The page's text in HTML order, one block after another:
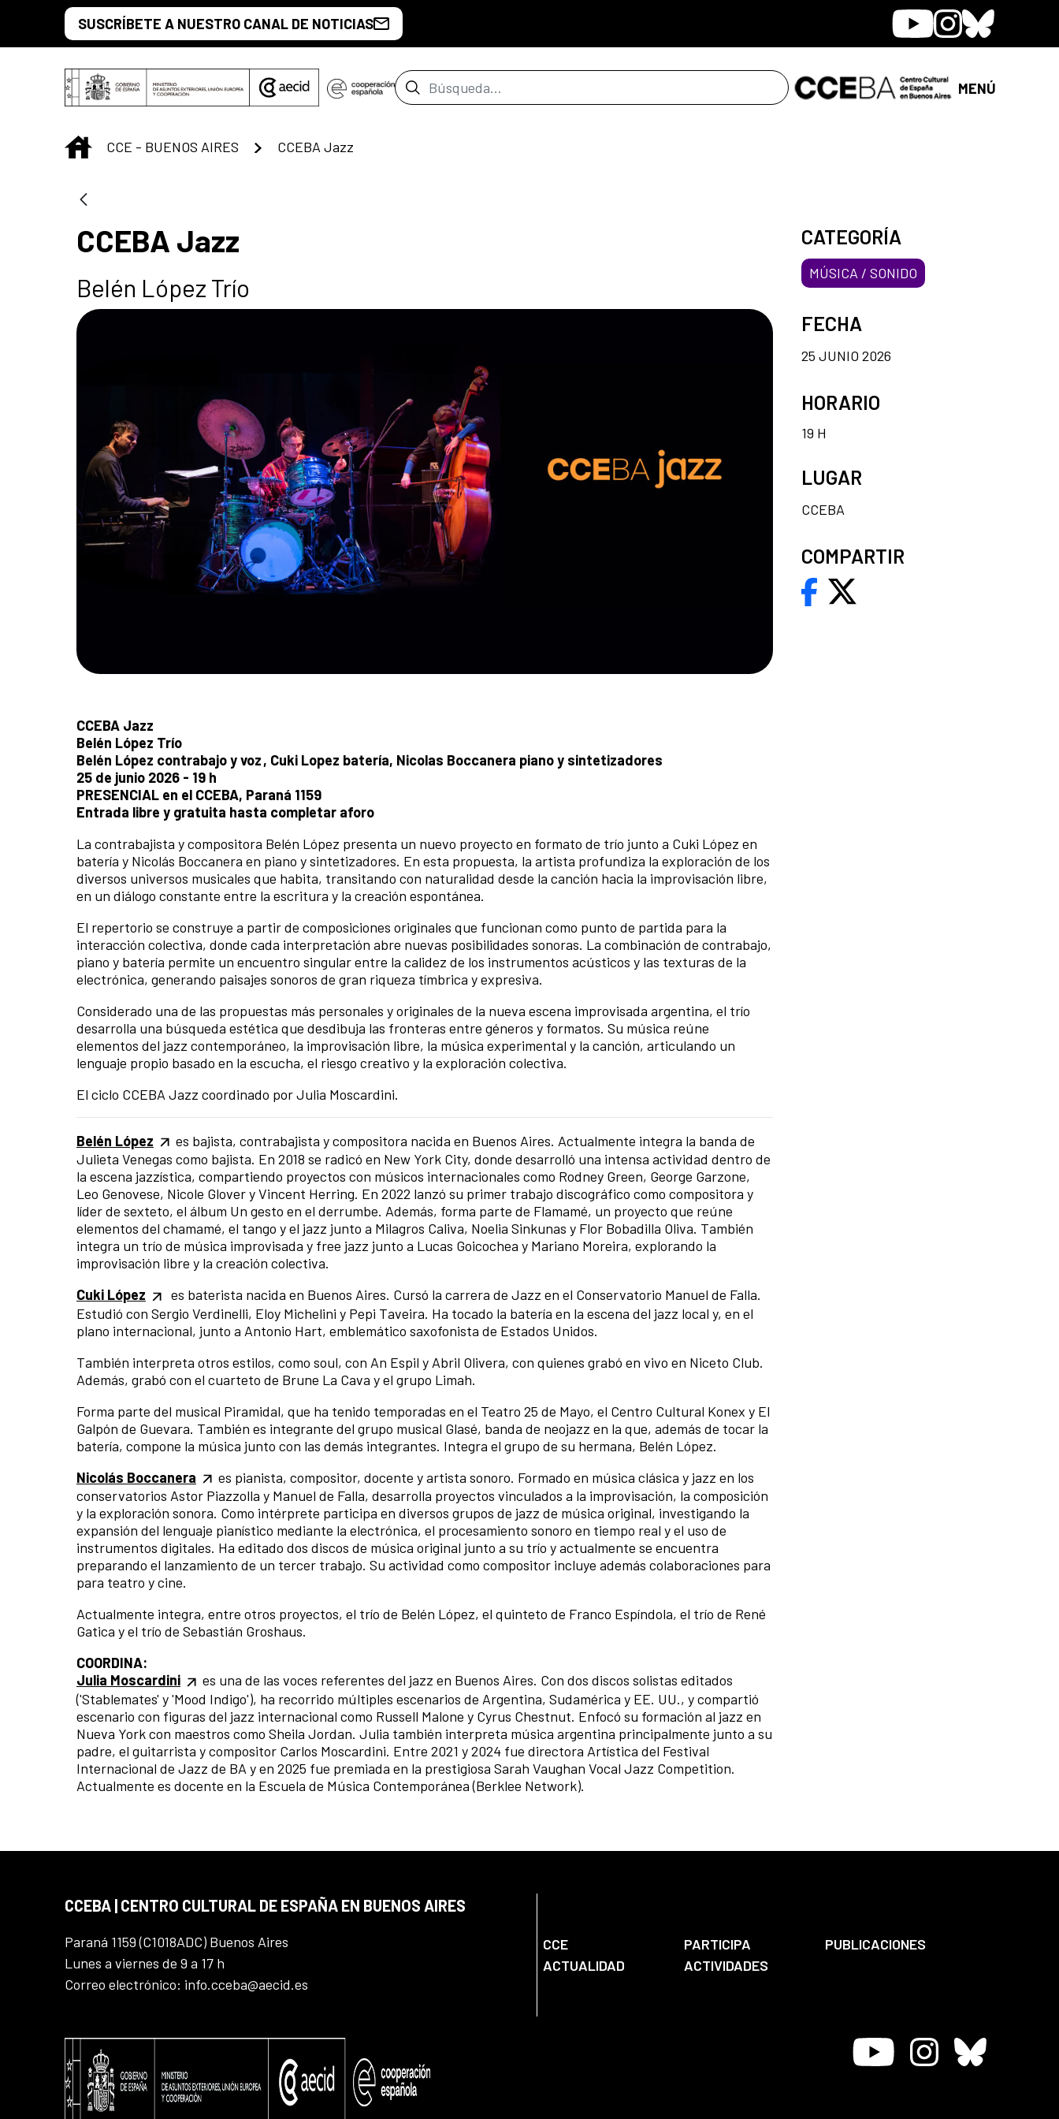
Saltar al contenido principal
SUSCRÍBETE A NUESTRO CANAL DE NOTICIAS YoutubeInstagram
Bluesky
Barra de búsqueda MENÚ
INICIO
CCE - BUENOS AIRES CCEBA Jazz
CCEBA Jazz
Belén López Trío
CCEBA Jazz
Belén López Trío
Belén López contrabajo y voz , Cuki Lopez batería, Nicolas Boccanera piano y sintetizadores
25 de junio 2026 - 19 h
PRESENCIAL en el CCEBA, Paraná 1159
Entrada libre y gratuita hasta completar aforo
La contrabajista y compositora Belén López presenta un nuevo proyecto en formato de trío junto a Cuki López en
batería y Nicolás Boccanera en piano y sintetizadores. En esta propuesta, la artista profundiza la exploración de los
diversos universos musicales que habita, transitando con naturalidad desde la canción hacia la improvisación libre,
en un diálogo constante entre la escritura y la creación espontánea.
El repertorio se construye a partir de composiciones originales que funcionan como punto de partida para la
interacción colectiva, donde cada interpretación abre nuevas posibilidades sonoras. La combinación de contrabajo,
piano y batería permite un encuentro singular entre la calidez de los instrumentos acústicos y las texturas de la
electrónica, generando paisajes sonoros de gran riqueza tímbrica y expresiva.
Considerado una de las propuestas más personales y originales de la nueva escena improvisada argentina, el trío
desarrolla una búsqueda estética que desdibuja las fronteras entre géneros y formatos. Su música reúne
elementos del jazz contemporáneo, la improvisación libre, la música experimental y la canción, articulando un
lenguaje propio basado en la escucha, el riesgo creativo y la exploración colectiva.
El ciclo CCEBA Jazz coordinado por Julia Moscardini.
Belén López
es bajista, contrabajista y compositora nacida en Buenos Aires. Actualmente integra la banda de
Julieta Venegas como bajista. En 2018 se radicó en New York City, donde desarrolló una intensa actividad dentro de
la escena jazzística, compartiendo proyectos con músicos internacionales como Rodney Green, George Garzone,
Leo Genovese, Nicole Glover y Vincent Herring. En 2022 lanzó su primer trabajo discográfico como compositora y
líder de sexteto, el álbum Un gesto en el derrumbe. Además, forma parte de Flamamé, un proyecto que reúne
elementos del chamamé, el tango y el jazz junto a Milagros Caliva, Noelia Sinkunas y Flor Bobadilla Oliva. También
integra un trío de música improvisada y free jazz junto a Lucas Goicochea y Mariano Moreira, explorando la
improvisación libre y la creación colectiva.
Cuki López
es baterista nacida en Buenos Aires. Cursó la carrera de Jazz en el Conservatorio Manuel de Falla.
Estudió con Sergio Verdinelli, Eloy Michelini y Pepi Taveira. Ha tocado la batería en la escena del jazz local y, en el
plano internacional, junto a Antonio Hart, emblemático saxofonista de Estados Unidos.
También interpreta otros estilos, como soul, con An Espil y Abril Olivera, con quienes grabó en vivo en Niceto Club.
Además, grabó con el cuarteto de Brune La Cava y el grupo Limah.
Forma parte del musical Piramidal, que ha tenido temporadas en el Teatro 25 de Mayo, el Centro Cultural Konex y El
Galpón de Guevara. También es integrante del grupo musical Glasé, banda de neojazz en la que, además de tocar la
batería, compone la música junto con las demás integrantes. Integra el grupo de su hermana, Belén López.
Nicolás Boccanera
es pianista, compositor, docente y artista sonoro. Formado en música clásica y jazz en los
conservatorios Astor Piazzolla y Manuel de Falla, desarrolla proyectos vinculados a la improvisación, la composición
y la exploración sonora. Como intérprete participa en diversos grupos de jazz de música original, investigando la
expansión del lenguaje pianístico mediante la electrónica, el procesamiento sonoro en tiempo real y el uso de
instrumentos digitales. Ha editado dos discos de música original junto a su trío y actualmente se encuentra
preparando el lanzamiento de un tercer trabajo. Su actividad como compositor incluye además colaboraciones para
para teatro y cine.
Actualmente integra, entre otros proyectos, el trío de Belén López, el quinteto de Franco Espíndola, el trío de René
Gatica y el trío de Sebastián Groshaus.
COORDINA:
Julia Moscardini
es una de las voces referentes del jazz en Buenos Aires. Con dos discos solistas editados
('Stablemates' y 'Mood Indigo'), ha recorrido múltiples escenarios de Argentina, Sudamérica y EE. UU., y compartió
escenario con figuras del jazz internacional como Russell Malone y Cyrus Chestnut. Enfocó su formación al jazz en
Nueva York con maestros como Sheila Jordan. Julia también interpreta música argentina principalmente junto a su
padre, el guitarrista y compositor Carlos Moscardini. Entre 2021 y 2024 fue directora Artística del Festival
Internacional de Jazz de BA y en 2025 fue premiada en la prestigiosa Sarah Vaughan Vocal Jazz Competition.
Actualmente es docente en la Escuela de Música Contemporánea (Berklee Network).
CATEGORÍA
MÚSICA / SONIDO
FECHA
25 JUNIO 2026
HORARIO
19 H
LUGAR
CCEBA
COMPARTIR
CCEBA | CENTRO CULTURAL DE ESPAÑA EN BUENOS AIRES
Paraná 1159 (C1018ADC) Buenos Aires
Lunes a viernes de 9 a 17 h
Correo electrónico: info.cceba@aecid.es
CCE PARTICIPA
PUBLICACIONES
ACTUALIDAD
ACTIVIDADES
Youtube InstagramBluesky